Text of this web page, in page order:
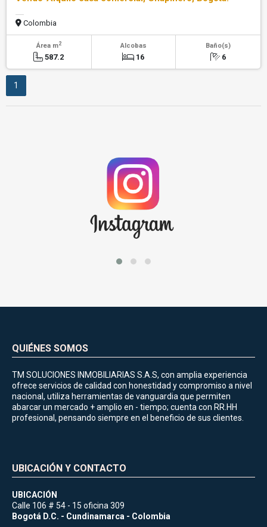
Colombia
Área m2
587.2
Alcobas
16
Baño(s)
6
1
QUIÉNES SOMOS
TM SOLUCIONES INMOBILIARIAS S.A.S, con amplia experiencia
ofrece servicios de calidad con honestidad y compromiso a nivel
nacional, utiliza herramientas de vanguardia que permiten
abarcar un mercado + amplio en - tiempo; cuenta con RR.HH
profesional, pensando siempre en el beneficio de sus clientes.
UBICACIÓN Y CONTACTO
UBICACIÓN
Calle 106 # 54 - 15 oficina 309
Bogotá D.C. - Cundinamarca - Colombia